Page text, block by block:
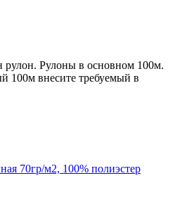
Рулоны в основном 100м.
100м внесите требуемый в